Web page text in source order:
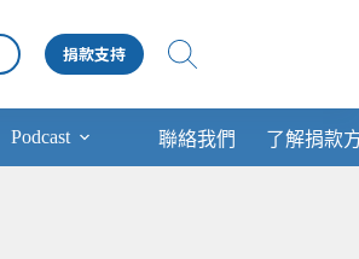
捐款支持
Podcast 聯絡我們 了解捐款